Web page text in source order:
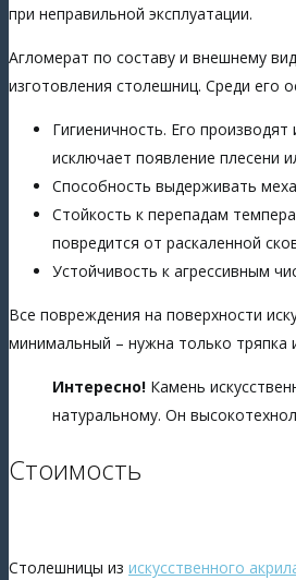
при неправильной эксплуатации.
Агломерат по составу и внешнему
изготовления столешниц. Среди его
Гигиеничность. Его
исключает появление плесени
Способность выдерживать
Стойкость к перепадам
повредится от раскаленной
Устойчивость к агрессивным
Все повреждения на поверхности
минимальный – нужна только тряпка
Интересно! Камень
натуральному. Он
Стоимость
Столешницы из искусственного